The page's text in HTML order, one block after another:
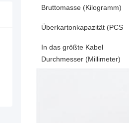
Bruttomasse (Kilogramm)
Überkartonkapazität (PCS
In das größte Kabel
Durchmesser (Millimeter)